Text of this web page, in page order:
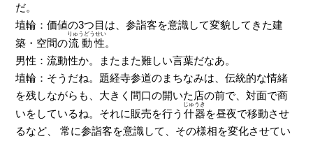
だ。
埴輪：価値の3つ目は、参詣客を意識して変貌してきた建
築・空間の流動性
りゅうどうせい
。
男性：流動性か。またまた難しい言葉だなあ。
埴輪：そうだね。題経寺参道のまちなみは、伝統的な情緒
を残しながらも、大きく間口の開いた店の前で、対面で商
いをしているね。それに販売を行う 什器
じゅうき
を昼夜で移動させ
るなど、 常に参詣客を意識して、その様相を変化させてい